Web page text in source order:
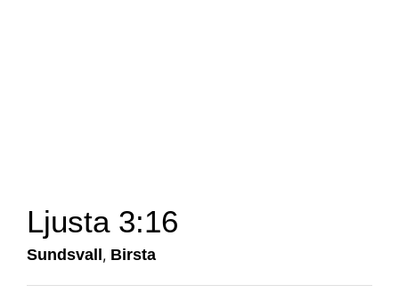
Ljusta 3:16
Sundsvall , Birsta